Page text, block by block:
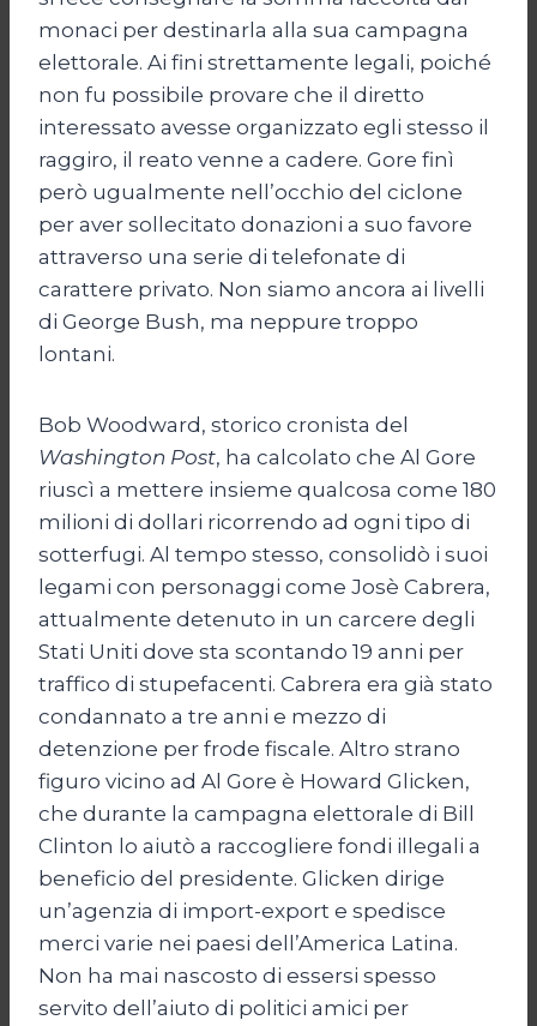
monaci per destinarla alla sua campagna
elettorale. Ai fini strettamente legali, poiché
non fu possibile provare che il diretto
interessato avesse organizzato egli stesso il
raggiro, il reato venne a cadere. Gore finì
però ugualmente nell’occhio del ciclone
per aver sollecitato donazioni a suo favore
attraverso una serie di telefonate di
carattere privato. Non siamo ancora ai livelli
di George Bush, ma neppure troppo
lontani.
Bob Woodward, storico cronista del
Washington Post, ha calcolato che Al Gore
riuscì a mettere insieme qualcosa come 180
milioni di dollari ricorrendo ad ogni tipo di
sotterfugi. Al tempo stesso, consolidò i suoi
legami con personaggi come Josè Cabrera,
attualmente detenuto in un carcere degli
Stati Uniti dove sta scontando 19 anni per
traffico di stupefacenti. Cabrera era già stato
condannato a tre anni e mezzo di
detenzione per frode fiscale. Altro strano
figuro vicino ad Al Gore è Howard Glicken,
che durante la campagna elettorale di Bill
Clinton lo aiutò a raccogliere fondi illegali a
beneficio del presidente. Glicken dirige
un’agenzia di import-export e spedisce
merci varie nei paesi dell’America Latina.
Non ha mai nascosto di essersi spesso
servito dell’aiuto di politici amici per